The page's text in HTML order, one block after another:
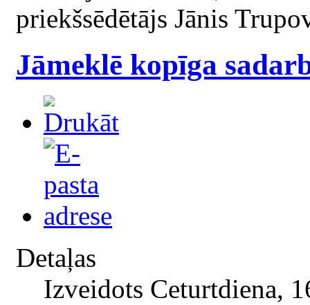
priekšsēdētājs Jānis
Jāmeklē kopīga
Detaļas
Izveidots Ceturtdiena,